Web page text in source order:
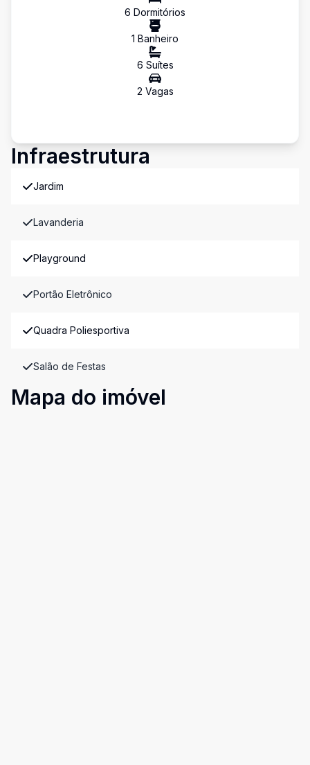
6 Dormitórios
1 Banheiro
6 Suítes
2 Vagas
Infraestrutura
Jardim
Lavanderia
Playground
Portão Eletrônico
Quadra Poliesportiva
Salão de Festas
Mapa do imóvel